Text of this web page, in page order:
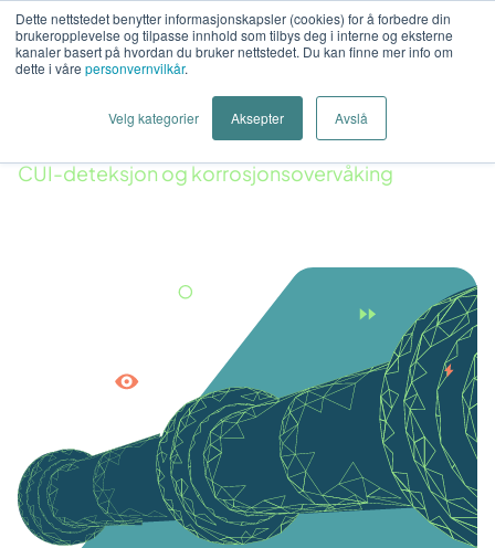
Dette nettstedet benytter informasjonskapsler (cookies) for å forbedre din
brukeropplevelse og tilpasse innhold som tilbys deg i interne og eksterne
kanaler basert på hvordan du bruker nettstedet. Du kan finne mer info om
dette i våre personvernvilkår.
Velg kategorier Aksepter Avslå
CUI-deteksjon og korrosjonsovervåking